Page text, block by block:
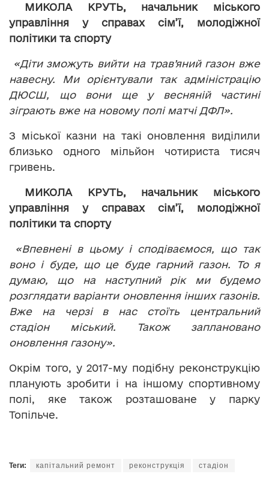
МИКОЛА КРУТЬ, начальник міського
управління у справах сім’ї, молодіжної
політики та спорту
«Діти зможуть вийти на трав’яний газон вже
навесну. Ми орієнтували так адміністрацію
ДЮСШ, що вони ще у весняній частині
зіграють вже на новому полі матчі ДФЛ».
З міської казни на такі оновлення виділили
близько одного мільйон чотириста тисяч
гривень.
МИКОЛА КРУТЬ, начальник міського
управління у справах сім’ї, молодіжної
політики та спорту
«Впевнені в цьому і сподіваємося, що так
воно і буде, що це буде гарний газон. То я
думаю, що на наступний рік ми будемо
розглядати варіанти оновлення інших газонів.
Вже на черзі в нас стоїть центральний
стадіон міський. Також заплановано
оновлення газону».
Окрім того, у 2017-му подібну реконструкцію
планують зробити і на іншому спортивному
полі, яке також розташоване у парку
Топільче.
Теги: капітальний ремонт реконструкція стадіон